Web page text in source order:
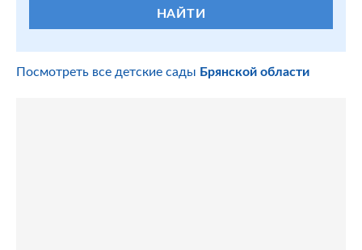
НАЙТИ
Посмотреть все детские сады Брянской области